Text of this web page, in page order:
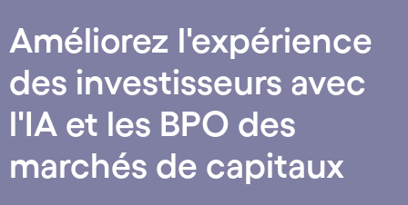
Améliorez l'expérience
des investisseurs avec
l'IA et les BPO des
marchés de capitaux